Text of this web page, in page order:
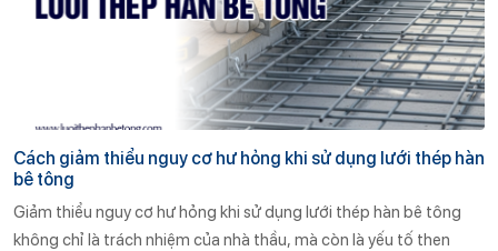
Cách giảm thiểu nguy cơ hư hỏng khi sử dụng lưới thép hàn
bê tông
Giảm thiểu nguy cơ hư hỏng khi sử dụng lưới thép hàn bê tông
không chỉ là trách nhiệm của nhà thầu, mà còn là yếu tố then